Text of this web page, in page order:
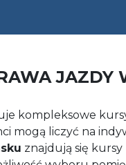
JAZDY
kompleksowe
mogą liczyć na
znajdują się kursy